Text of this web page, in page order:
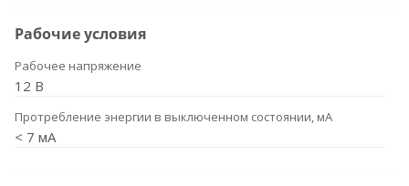
Рабочие условия
Рабочее напряжение
12 В
Протребление энергии в выключенном состоянии, мА
< 7 мА